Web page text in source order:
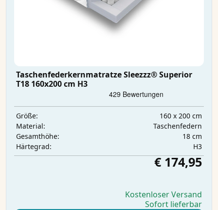
Taschenfederkernmatratze Sleezzz® Superior
T18 160x200 cm H3
Größe:
160 x 200 cm
Material:
Taschenfedern
Gesamthöhe:
18 cm
Härtegrad:
H3
€ 174,95
Kostenloser Versand
Sofort lieferbar